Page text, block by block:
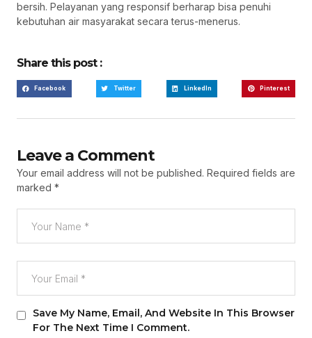
bersih. Pelayanan yang responsif berharap bisa penuhi
kebutuhan air masyarakat secara terus-menerus.
Share this post :
Facebook Twitter LinkedIn Pinterest
Leave a Comment
Your email address will not be published. Required fields are
marked *
Save My Name, Email, And Website In This Browser
For The Next Time I Comment.